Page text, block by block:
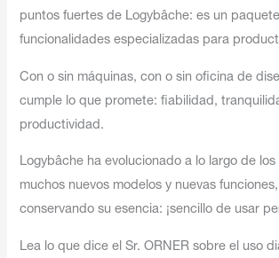
puntos fuertes de Logybâche: es un
funcionalidades especializadas para
Con o sin máquinas, con o sin oficina de
cumple lo que promete: fiabilidad,
productividad.
Logybâche ha evolucionado a lo largo de los
muchos nuevos modelos y nuevas
conservando su esencia: ¡sencillo de usar
Lea lo que dice el Sr. ORNER sobre el uso